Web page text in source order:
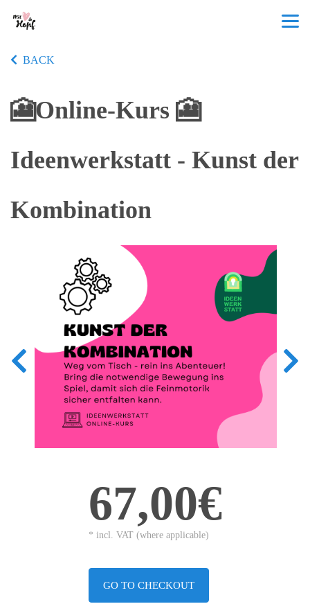
BACK
🎦Online-Kurs 🎦
Ideenwerkstatt - Kunst der
Kombination
67,00€
* incl. VAT (where applicable)
GO TO CHECKOUT